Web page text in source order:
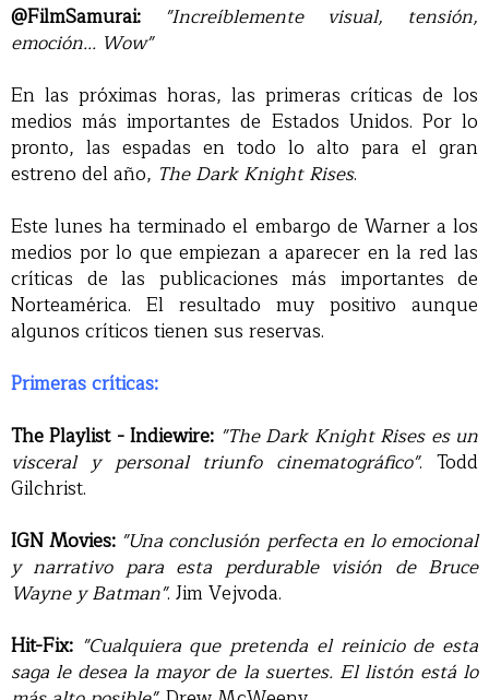
@FilmSamurai:
"Increíblemente visual, tensión,
emoción... Wow"
En las próximas horas, las primeras críticas de los
medios más importantes de Estados Unidos. Por lo
pronto, las espadas en todo lo alto para el gran
estreno del año, The Dark Knight Rises.
Este lunes ha terminado el embargo de Warner a los
medios por lo que empiezan a aparecer en la red las
críticas de las publicaciones más importantes de
Norteamérica. El resultado muy positivo aunque
algunos críticos tienen sus reservas.
Primeras críticas:
The Playlist - Indiewire: "The Dark Knight Rises es un
visceral y personal triunfo cinematográfico". Todd
Gilchrist.
IGN Movies: "Una conclusión perfecta en lo emocional
y narrativo para esta perdurable visión de Bruce
Wayne y Batman". Jim Vejvoda.
Hit-Fix: "Cualquiera que pretenda el reinicio de esta
saga le desea la mayor de la suertes. El listón está lo